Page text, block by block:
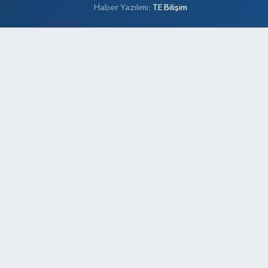
Haber Yazılımı: TE Bilişim